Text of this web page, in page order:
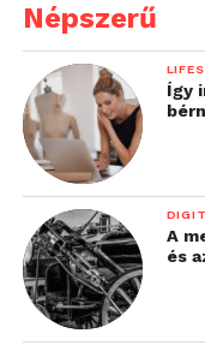
Népszerű
Így
A
és